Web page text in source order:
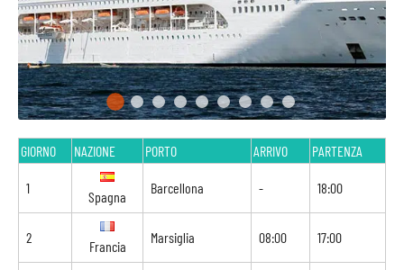
GIORNO NAZIONE PORTO ARRIVO PARTENZA
1
Spagna
Barcellona - 18:00
2
Francia
Marsiglia 08:00 17:00